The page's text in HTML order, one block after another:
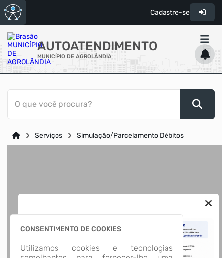
Cadastre-se
AUTOATENDIMENTO
MUNICÍPIO DE AGROLÂNDIA
ACESSO RÁPIDO
Acessibilidade
Diário Oficial
O que você procura?
Serviços Simulação/Parcelamento Débitos
CONSENTIMENTO DE COOKIES
Utilizamos cookies e tecnologias